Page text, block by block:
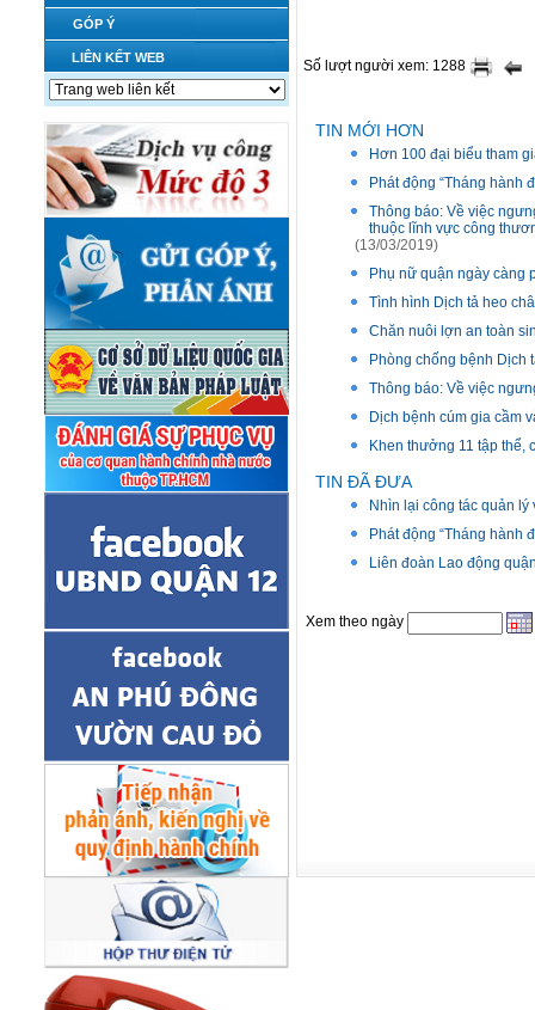
GÓP Ý
LIÊN KẾT WEB
Số lượt người xem: 1288
TIN MỚI HƠN
Hơn 100 đại biểu tham
Phát động “Tháng hành
Thông báo: Về việc
thuộc lĩnh vực công
(13/03/2019)
Phụ nữ quận ngày càng
Tình hình Dịch tả heo
Chăn nuôi lợn an toàn
Phòng chống bệnh Dịch
Thông báo: Về việc
Dịch bệnh cúm gia cầm
Khen thưởng 11 tập thể,
TIN ĐÃ ĐƯA
Nhìn lại công tác quản
Phát động “Tháng hành
Liên đoàn Lao động
Xem theo ngày